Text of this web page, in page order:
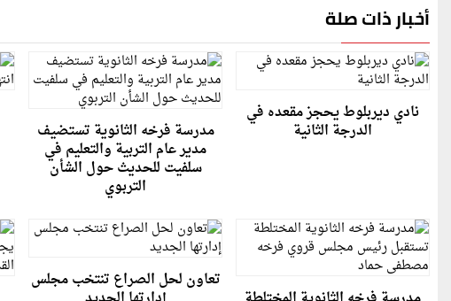
أخبار ذات صلة
نادي ديربلوط يحجز مقعده في
الدرجة الثانية مدرسة فرخه الثانوية تستضيف
مدير عام التربية والتعليم في
سلفيت للحديث حول الشأن
التربوي
تعاون لحل الصراع تنتخب مجلس